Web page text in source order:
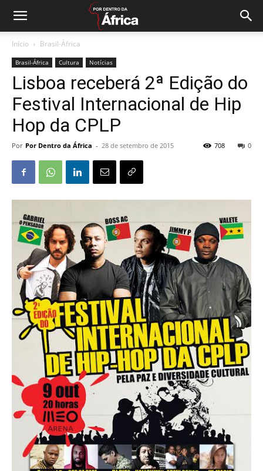
Início Brasil-África
Brasil-África Cultura Notícias
Lisboa receberá 2ª Edição do
Festival Internacional de Hip
Hop da CPLP
Por Por Dentro da África - 28 de setembro de 2015 0
708